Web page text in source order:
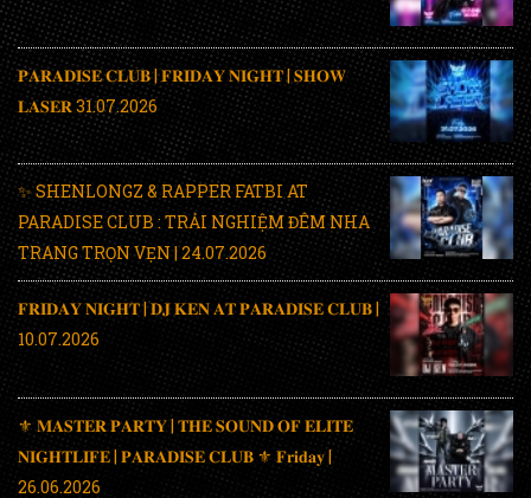
𝐏𝐀𝐑𝐀𝐃𝐈𝐒𝐄 𝐂𝐋𝐔𝐁 | 𝐅𝐑𝐈𝐃𝐀𝐘 𝐍𝐈𝐆𝐇𝐓 | 𝐒𝐇𝐎𝐖
𝐋𝐀𝐒𝐄𝐑 31.07.2026
✨ SHENLONGZ & RAPPER FATBI AT
PARADISE CLUB : TRẢI NGHIỆM ĐÊM NHA
TRANG TRỌN VẸN | 24.07.2026
𝐅𝐑𝐈𝐃𝐀𝐘 𝐍𝐈𝐆𝐇𝐓 | 𝐃𝐉 𝐊𝐄𝐍 𝐀𝐓 𝐏𝐀𝐑𝐀𝐃𝐈𝐒𝐄 𝐂𝐋𝐔𝐁 |
10.07.2026
⚜️ 𝐌𝐀𝐒𝐓𝐄𝐑 𝐏𝐀𝐑𝐓𝐘 | 𝐓𝐇𝐄 𝐒𝐎𝐔𝐍𝐃 𝐎𝐅 𝐄𝐋𝐈𝐓𝐄
𝐍𝐈𝐆𝐇𝐓𝐋𝐈𝐅𝐄 | 𝐏𝐀𝐑𝐀𝐃𝐈𝐒𝐄 𝐂𝐋𝐔𝐁 ⚜️ 𝐅𝐫𝐢𝐝𝐚𝐲 |
26.06.2026